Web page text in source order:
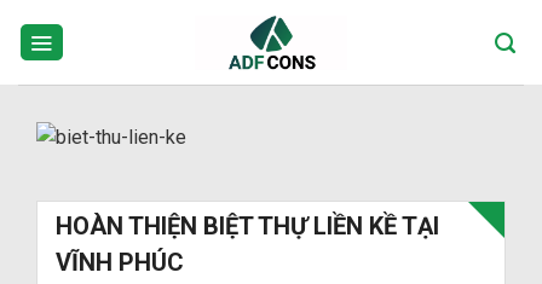
HOÀN THIỆN BIỆT THỰ LIỀN KỀ TẠI
VĨNH PHÚC